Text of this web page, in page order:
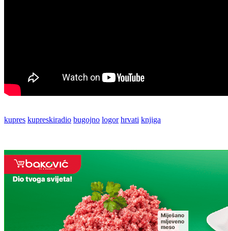
kupres kupreskiradio bugojno logor hrvati knjiga